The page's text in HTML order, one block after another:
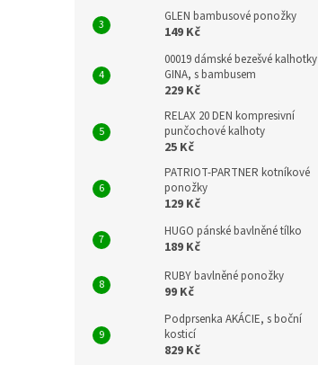
GLEN bambusové ponožky
149 Kč
00019 dámské bezešvé kalhotky
GINA, s bambusem
229 Kč
RELAX 20 DEN kompresivní
punčochové kalhoty
25 Kč
PATRIOT-PARTNER kotníkové
ponožky
129 Kč
HUGO pánské bavlněné tílko
189 Kč
RUBY bavlněné ponožky
99 Kč
Podprsenka AKÁCIE, s boční
kosticí
829 Kč